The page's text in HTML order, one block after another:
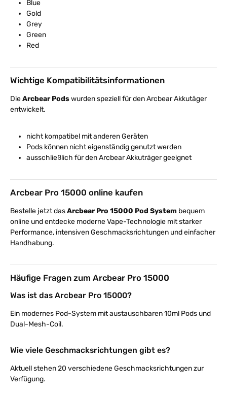
Blue
Gold
Grey
Green
Red
Wichtige Kompatibilitätsinformationen
DieArcbear Podswurden speziell für den Arcbear Akkutäger
entwickelt.
nicht kompatibel mit anderen Geräten
Pods können nicht eigenständig genutzt werden
ausschließlich für den Arcbear Akkuträger geeignet
Arcbear Pro 15000 online kaufen
Bestelle jetzt dasArcbear Pro 15000 Pod System bequem
online und entdecke moderne Vape-Technologie mit starker
Performance, intensiven Geschmacksrichtungen und einfacher
Handhabung.
Häufige Fragen zum Arcbear Pro 15000
Was ist das Arcbear Pro 15000?
Ein modernes Pod-System mit austauschbaren 10ml Pods und
Dual-Mesh-Coil.
Wie viele Geschmacksrichtungen gibt es?
Aktuell stehen 20 verschiedene Geschmacksrichtungen zur
Verfügung.